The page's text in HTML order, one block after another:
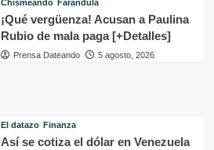
Chismeando Farándula
¡Qué vergüenza! Acusan a Paulina
Rubio de mala paga [+Detalles]
Prensa Dateando 5 agosto, 2026
El datazo Finanza
Así se cotiza el dólar en Venezuela